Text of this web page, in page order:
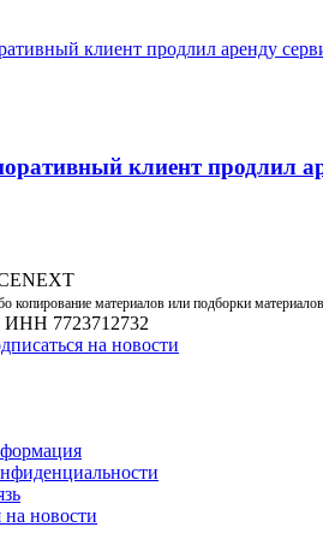
клиент продлил
копирование материалов или подборки
7723712732
на новости
на новости